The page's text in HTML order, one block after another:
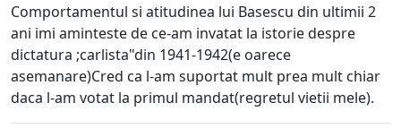
Comportamentul si atitudinea lui Basescu din ultimii 2
ani imi aminteste de ce-am invatat la istorie despre
dictatura ;carlista"din 1941-1942(e oarece
asemanare)Cred ca l-am suportat mult prea mult chiar
daca l-am votat la primul mandat(regretul vietii mele).